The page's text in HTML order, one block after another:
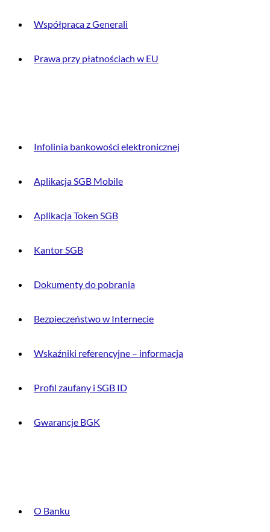
Współpraca z Generali
Prawa przy płatnościach w EU
Infolinia bankowości elektronicznej
Aplikacja SGB Mobile
Aplikacja Token SGB
Kantor SGB
Dokumenty do pobrania
Bezpieczeństwo w Internecie
Wskaźniki referencyjne – informacja
Profil zaufany i SGB ID
Gwarancje BGK
O Banku